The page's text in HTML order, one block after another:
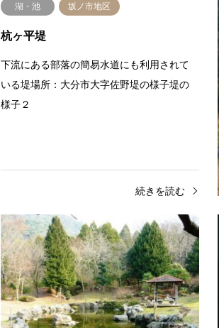
湖・池 坂ノ市地区
杭ヶ平堤
下流にある部落の簡易水道にも利用されて
いる堤場所：大分市大字佐野堤の様子堤の
様子２
続きを読む
湖・池 野津原地区
芹川ダム
市の西端にある重力式ダム。場所：大分市
大字今市ダム湖の様子１ダム湖の様子２ダ
ム湖の様子３ダム堰堤１ダム堰堤２ダム堰